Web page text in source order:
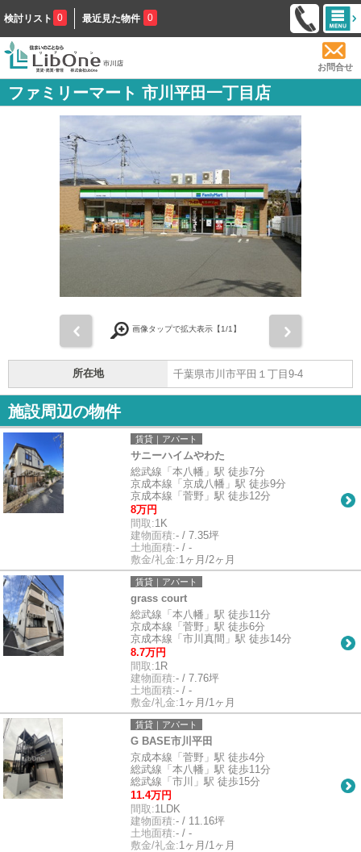
検討リスト 0 最近見た物件 0
お問合せ
ファミリーマート 市川平田一丁目店
画像タップで拡大表示【1/1】
所在地 千葉県市川市平田１丁目9-4
施設周辺の物件
賃貸｜アパート
サニーハイムやわた
総武線「本八幡」駅 徒歩7分
京成本線「京成八幡」駅 徒歩9分
京成本線「菅野」駅 徒歩12分
8万円
間取:1K
建物面積:- / 7.35坪
土地面積:- / -
敷金/礼金:1ヶ月/2ヶ月
賃貸｜アパート
grass court
総武線「本八幡」駅 徒歩11分
京成本線「菅野」駅 徒歩6分
京成本線「市川真間」駅 徒歩14分
8.7万円
間取:1R
建物面積:- / 7.76坪
土地面積:- / -
敷金/礼金:1ヶ月/1ヶ月
賃貸｜アパート
G BASE市川平田
京成本線「菅野」駅 徒歩4分
総武線「本八幡」駅 徒歩11分
総武線「市川」駅 徒歩15分
11.4万円
間取:1LDK
建物面積:- / 11.16坪
土地面積:- / -
敷金/礼金:1ヶ月/1ヶ月